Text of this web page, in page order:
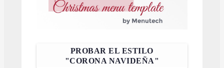
PROBAR EL ESTILO
"CORONA NAVIDEÑA"